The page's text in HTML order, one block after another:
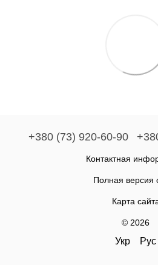
+380 (73) 920-60-90
Контактная
Полная версия
Карта
© 2026
Укр Рус